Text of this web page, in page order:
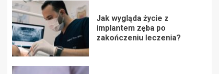
Jak wygląda życie z
implantem zęba po
zakończeniu leczenia?